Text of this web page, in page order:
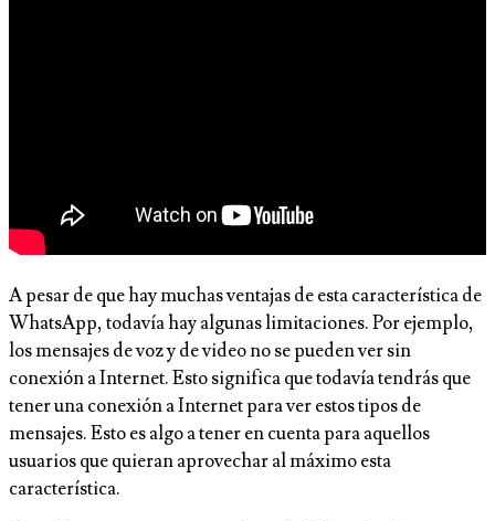
A pesar de que hay muchas ventajas de esta característica de
WhatsApp, todavía hay algunas limitaciones. Por ejemplo,
los mensajes de voz y de video no se pueden ver sin
conexión a Internet. Esto significa que todavía tendrás que
tener una conexión a Internet para ver estos tipos de
mensajes. Esto es algo a tener en cuenta para aquellos
usuarios que quieran aprovechar al máximo esta
característica.